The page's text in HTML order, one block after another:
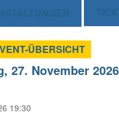
ÜBERSICHT
27. November 2026
19:30